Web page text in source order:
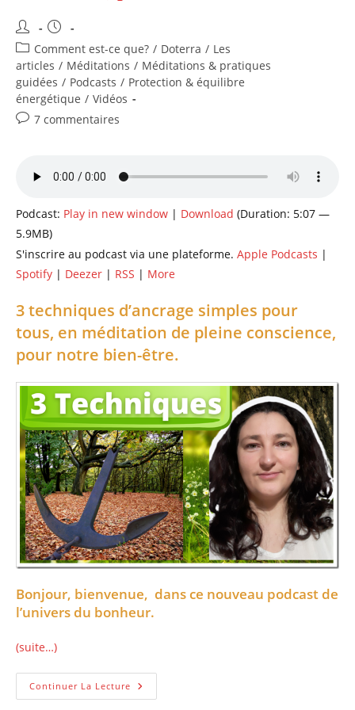
Auteur/autrice
de
la
publication :
Publication
publiée :
Post
category:
Comment est-ce que? / Doterra / Les
articles / Méditations / Méditations & pratiques
guidées / Podcasts / Protection & équilibre
énergétique / Vidéos
Commentaires
publication :
7 commentaires
Podcast: Play in new window | Download (Duration: 5:07 —
5.9MB)
S'inscrire au podcast via une plateforme. Apple Podcasts |
Spotify | Deezer | RSS | More
3 techniques d’ancrage simples pour
tous, en méditation de pleine conscience,
pour notre bien-être.
Bonjour, bienvenue, dans ce nouveau podcast de
l’univers du bonheur.
(suite…)
Continuer La Lecture
Techniques